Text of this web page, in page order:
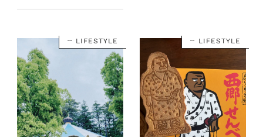
場所へGO！
LIFESTYLE LIFESTYLE